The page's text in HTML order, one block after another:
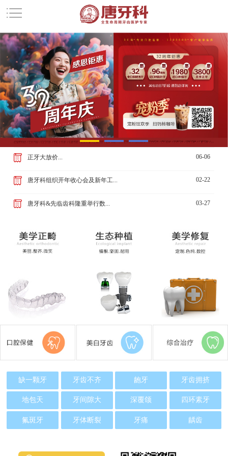
正牙大放价... 06-06
唐牙科组织开年收心会及新年工... 02-22
唐牙科&先临齿科隆重举行数... 03-27
缺一颗牙 牙齿不齐 龅牙 牙齿拥挤
地包天 牙间隙大 深覆颌 四环素牙
氟斑牙 牙体断裂 牙痛 龋齿